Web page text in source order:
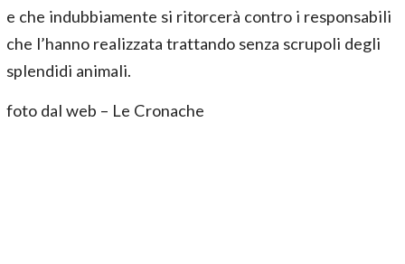
e che indubbiamente si ritorcerà contro i responsabili
che l’hanno realizzata trattando senza scrupoli degli
splendidi animali.
foto dal web – Le Cronache